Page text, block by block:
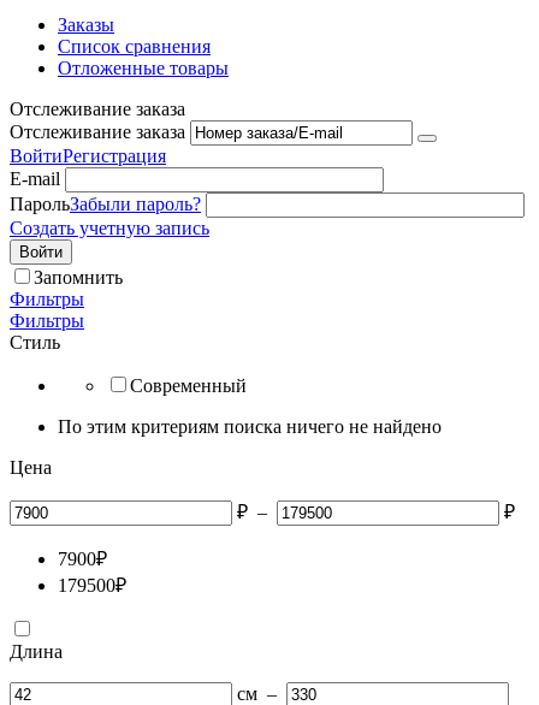
Заказы
Список сравнения
Отложенные товары
Отслеживание заказа
Отслеживание заказа
ВойтиРегистрация
E-mail
ПарольЗабыли пароль?
Создать учетную запись
Войти
Запомнить
Фильтры
Фильтры
Стиль
Современный
По этим критериям поиска ничего не найдено
Цена
₽ – ₽
7900₽
179500₽
Длина
см –